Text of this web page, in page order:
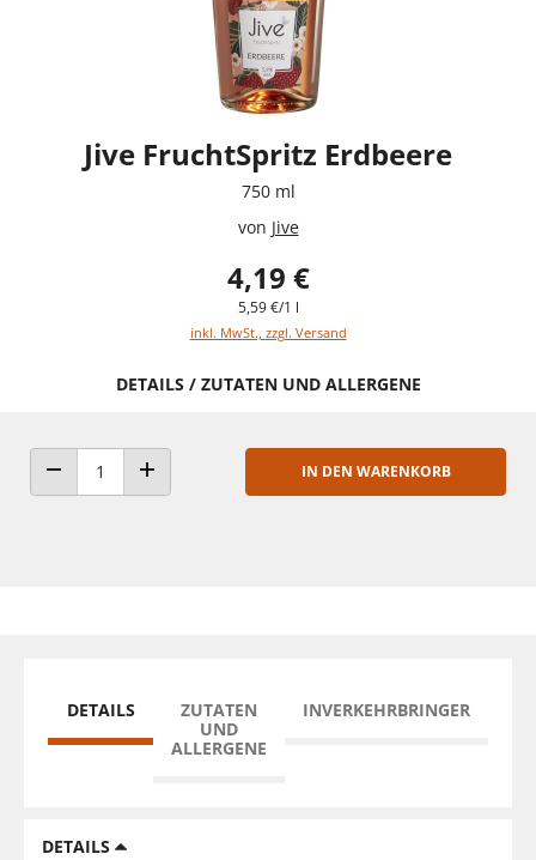
Jive FruchtSpritz Erdbeere
750 ml
von Jive
4,19 €
5,59 €/1 l
inkl. MwSt., zzgl. Versand
DETAILS / ZUTATEN UND ALLERGENE
ANZAHL VERRINGERNANZAHL ERHÖHEN
IN DEN WARENKORB
DETAILS
ZUTATEN
UND
ALLERGENE
INVERKEHRBRINGER
DETAILS